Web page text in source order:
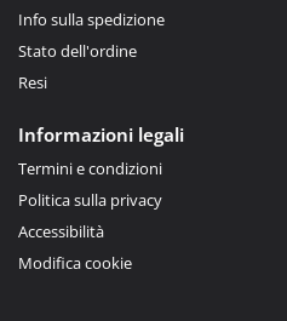
Info sulla spedizione
Stato dell'ordine
Resi
Informazioni legali
Termini e condizioni
Politica sulla privacy
Accessibilità
Modifica cookie